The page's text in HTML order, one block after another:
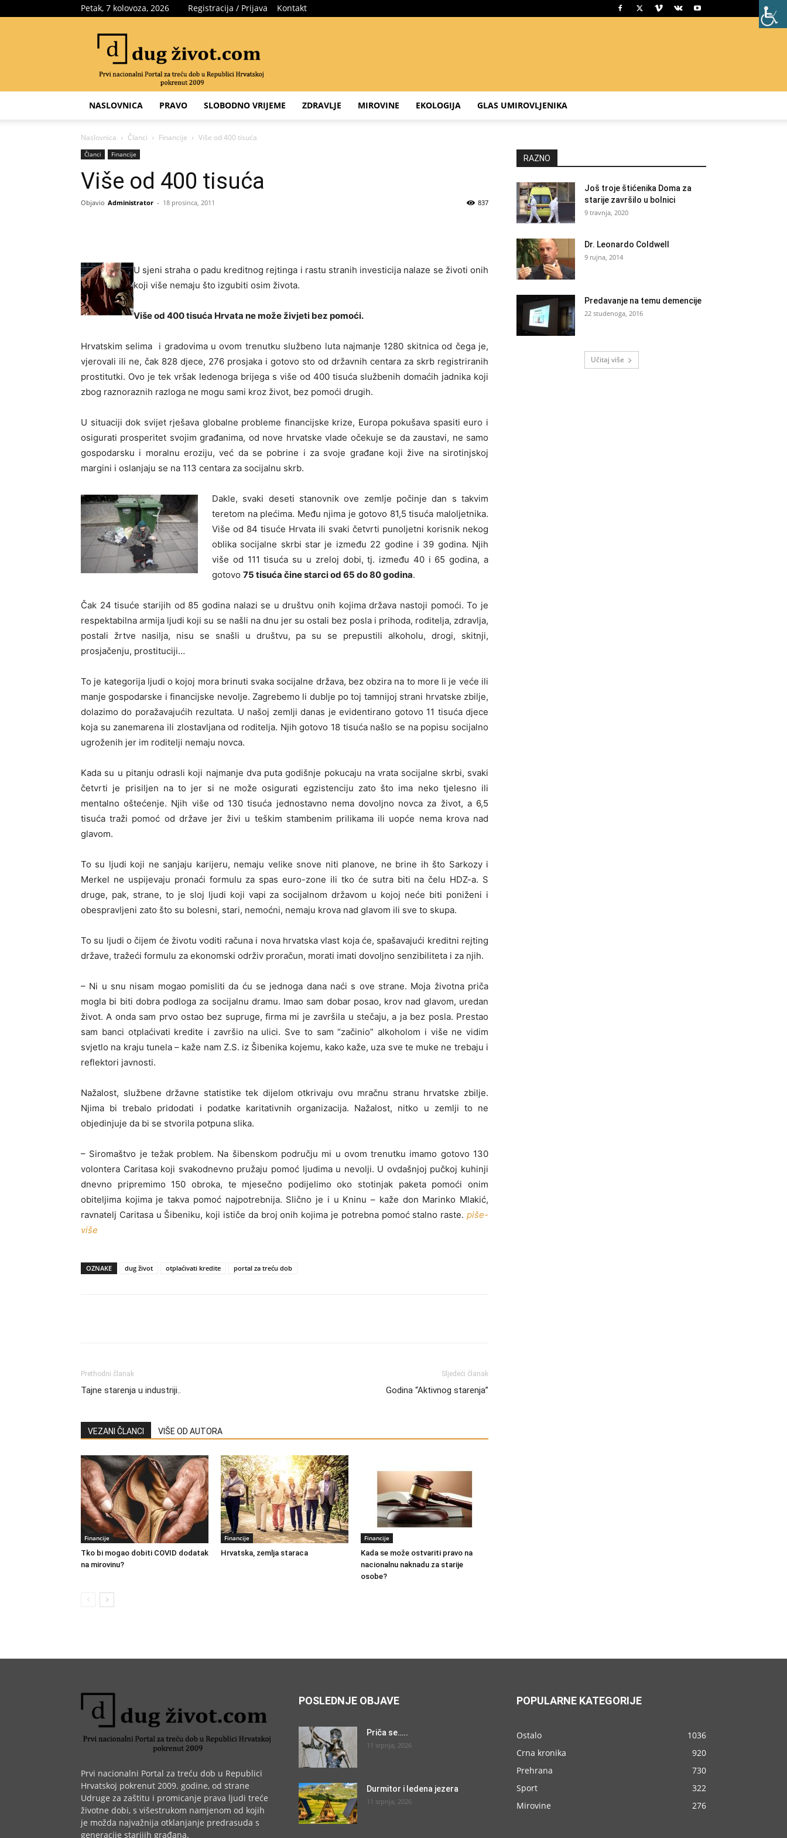
Petak, 7 kolovoza, 2026 Registracija / Prijava Kontakt
za
treću
dob
NASLOVNICA PRAVO SLOBODNO VRIJEME ZDRAVLJE MIROVINE EKOLOGIJA GLAS UMIROVLJENIKA
Naslovnica Članci Financije Više od 400 tisuća
Članci Financije
Više od 400 tisuća
Objavio Administrator - 18 prosinca, 2011 837
U sjeni straha o padu kreditnog rejtinga i rastu stranih investicija nalaze se životi onih
koji više nemaju što izgubiti osim života.
Više od 400 tisuća Hrvata ne može živjeti bez pomoći.
Hrvatskim selima i gradovima u ovom trenutku službeno luta najmanje 1280 skitnica od čega je,
vjerovali ili ne, čak 828 djece, 276 prosjaka i gotovo sto od državnih centara za skrb registriranih
prostitutki. Ovo je tek vršak ledenoga brijega s više od 400 tisuća službenih domaćih jadnika koji
zbog raznoraznih razloga ne mogu sami kroz život, bez pomoći drugih.
U situaciji dok svijet rješava globalne probleme financijske krize, Europa pokušava spasiti euro i
osigurati prosperitet svojim građanima, od nove hrvatske vlade očekuje se da zaustavi, ne samo
gospodarsku i moralnu eroziju, već da se pobrine i za svoje građane koji žive na sirotinjskoj
margini i oslanjaju se na 113 centara za socijalnu skrb.
Dakle, svaki deseti stanovnik ove zemlje počinje dan s takvim
teretom na plećima. Među njima je gotovo 81,5 tisuća maloljetnika.
Više od 84 tisuće Hrvata ili svaki četvrti punoljetni korisnik nekog
oblika socijalne skrbi star je između 22 godine i 39 godina. Njih
više od 111 tisuća su u zreloj dobi, tj. između 40 i 65 godina, a
gotovo 75 tisuća čine starci od 65 do 80 godina.
Čak 24 tisuće starijih od 85 godina nalazi se u društvu onih kojima država nastoji pomoći. To je
respektabilna armija ljudi koji su se našli na dnu jer su ostali bez posla i prihoda, roditelja, zdravlja,
postali žrtve nasilja, nisu se snašli u društvu, pa su se prepustili alkoholu, drogi, skitnji,
prosjačenju, prostituciji…
To je kategorija ljudi o kojoj mora brinuti svaka socijalne država, bez obzira na to more li je veće ili
manje gospodarske i financijske nevolje. Zagrebemo li dublje po toj tamnijoj strani hrvatske zbilje,
dolazimo do poražavajućih rezultata. U našoj zemlji danas je evidentirano gotovo 11 tisuća djece
koja su zanemarena ili zlostavljana od roditelja. Njih gotovo 18 tisuća našlo se na popisu socijalno
ugroženih jer im roditelji nemaju novca.
Kada su u pitanju odrasli koji najmanje dva puta godišnje pokucaju na vrata socijalne skrbi, svaki
četvrti je prisiljen na to jer si ne može osigurati egzistenciju zato što ima neko tjelesno ili
mentalno oštećenje. Njih više od 130 tisuća jednostavno nema dovoljno novca za život, a 6,5
tisuća traži pomoć od države jer živi u teškim stambenim prilikama ili uopće nema krova nad
glavom.
To su ljudi koji ne sanjaju karijeru, nemaju velike snove niti planove, ne brine ih što Sarkozy i
Merkel ne uspijevaju pronaći formulu za spas euro-zone ili tko će sutra biti na čelu HDZ-a. S
druge, pak, strane, to je sloj ljudi koji vapi za socijalnom državom u kojoj neće biti poniženi i
obespravljeni zato što su bolesni, stari, nemoćni, nemaju krova nad glavom ili sve to skupa.
To su ljudi o čijem će životu voditi računa i nova hrvatska vlast koja će, spašavajući kreditni rejting
države, tražeći formulu za ekonomski održiv proračun, morati imati dovoljno senzibiliteta i za njih.
– Ni u snu nisam mogao pomisliti da ću se jednoga dana naći s ove strane. Moja životna priča
mogla bi biti dobra podloga za socijalnu dramu. Imao sam dobar posao, krov nad glavom, uredan
život. A onda sam prvo ostao bez supruge, firma mi je završila u stečaju, a ja bez posla. Prestao
sam banci otplaćivati kredite i završio na ulici. Sve to sam “začinio” alkoholom i više ne vidim
svjetlo na kraju tunela – kaže nam Z.S. iz Šibenika kojemu, kako kaže, uza sve te muke ne trebaju i
reflektori javnosti.
Nažalost, službene državne statistike tek dijelom otkrivaju ovu mračnu stranu hrvatske zbilje.
Njima bi trebalo pridodati i podatke karitativnih organizacija. Nažalost, nitko u zemlji to ne
objedinjuje da bi se stvorila potpuna slika.
– Siromaštvo je težak problem. Na šibenskom području mi u ovom trenutku imamo gotovo 130
volontera Caritasa koji svakodnevno pružaju pomoć ljudima u nevolji. U ovdašnjoj pučkoj kuhinji
dnevno pripremimo 150 obroka, te mjesečno podijelimo oko stotinjak paketa pomoći onim
obiteljima kojima je takva pomoć najpotrebnija. Slično je i u Kninu – kaže don Marinko Mlakić,
ravnatelj Caritasa u Šibeniku, koji ističe da broj onih kojima je potrebna pomoć stalno raste. piše-
više
OZNAKE dug život otplaćivati kredite portal za treću dob
Prethodni članak
Tajne starenja u industriji..
Sljedeći članak
Godina “Aktivnog starenja”
VEZANI ČLANCI VIŠE OD AUTORA
Financije
Tko bi mogao dobiti COVID dodatak
na mirovinu?
Financije
Hrvatska, zemlja staraca
Financije
Kada se može ostvariti pravo na
nacionalnu naknadu za starije
osobe?
RAZNO
Još troje štićenika Doma za
starije završilo u bolnici
9 travnja, 2020
Dr. Leonardo Coldwell
9 rujna, 2014
Predavanje na temu demencije
22 studenoga, 2016
Učitaj više
Prvi nacionalni Portal za treću dob u Republici
Hrvatskoj pokrenut 2009. godine, od strane
Udruge za zaštitu i promicanje prava ljudi treće
životne dobi, s višestrukom namjenom od kojih
je možda najvažnija otklanjanje predrasuda s
generacije starijih građana.
POSLEDNJE OBJAVE
Priča se…..
11 srpnja, 2026
Durmitor i ledena jezera
11 srpnja, 2026
POPULARNE KATEGORIJE
Ostalo
1036
Crna kronika
920
Prehrana
730
Sport
322
Mirovine
276